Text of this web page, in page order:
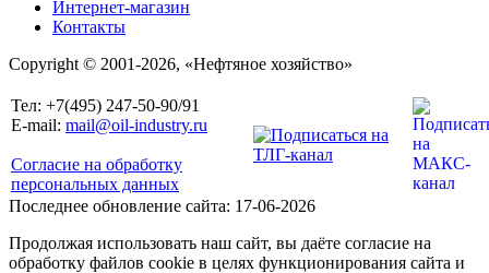
Интернет-магазин
Контакты
Copyright © 2001-2026, «Нефтяное хозяйство»
Тел: +7(495) 247-50-90/91
E-mail: mail@oil-industry.ru
Согласие на обработку
персональных данных
Последнее обновление сайта: 17-06-2026
Продолжая использовать наш сайт, вы даёте согласие на
обработку файлов cookie в целях функционирования сайта и